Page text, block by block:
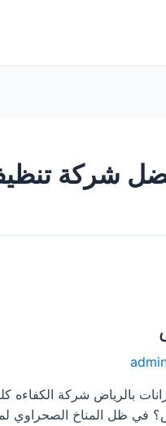
شركة
بالرياض شركة الكفاءه
في ظل المناخ الصحراوي